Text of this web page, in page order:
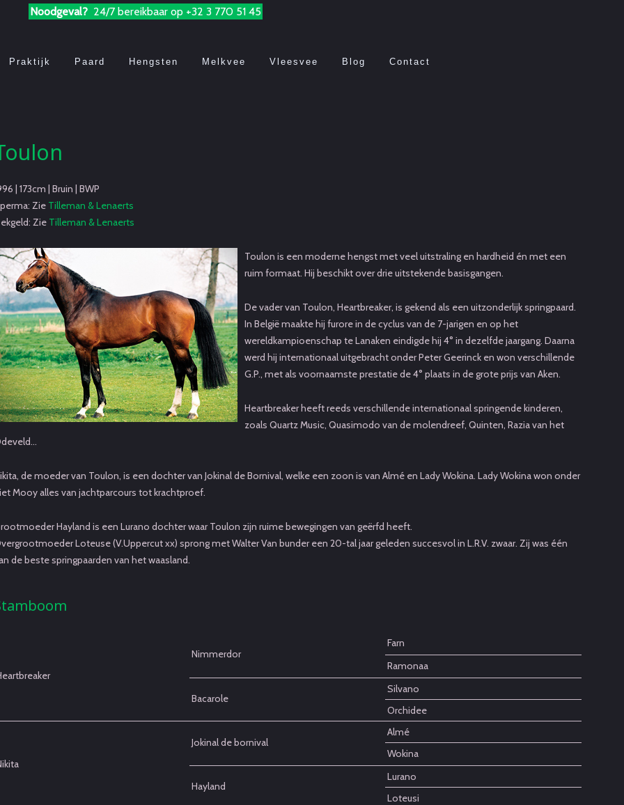
Noodgeval? 24/7 bereikbaar op +32 3 770 51 45
Praktijk Paard Hengsten Melkvee Vleesvee Blog Contact
| 173cm | Bruin | BWP
Zie Tilleman & Lenaerts
Zie Tilleman & Lenaerts
Toulon is een moderne hengst met veel uitstraling en hardheid én met een
ruim formaat. Hij beschikt over drie uitstekende basisgangen.
De vader van Toulon, Heartbreaker, is gekend als een uitzonderlijk springpaard.
In België maakte hij furore in de cyclus van de 7-jarigen en op het
wereldkampioenschap te Lanaken eindigde hij 4° in dezelfde jaargang. Daarna
werd hij internationaal uitgebracht onder Peter Geerinck en won verschillende
G.P., met als voornaamste prestatie de 4° plaats in de grote prijs van Aken.
Heartbreaker heeft reeds verschillende internationaal springende kinderen,
zoals Quartz Music, Quasimodo van de molendreef, Quinten, Razia van het
de moeder van Toulon, is een dochter van Jokinal de Bornival, welke een zoon is van Almé en Lady Wokina. Lady Wokina won onder
Mooy alles van jachtparcours tot krachtproef.
Hayland is een Lurano dochter waar Toulon zijn ruime bewegingen van geërfd heeft.
Loteuse (V.Uppercut xx) sprong met Walter Van bunder een 20-tal jaar geleden succesvol in L.R.V. zwaar. Zij was één
de beste springpaarden van het waasland.
Nimmerdor
Farn
Ramonaa
Bacarole
Silvano
Orchidee
Jokinal de bornival
Almé
Wokina
Hayland
Lurano
Loteusi